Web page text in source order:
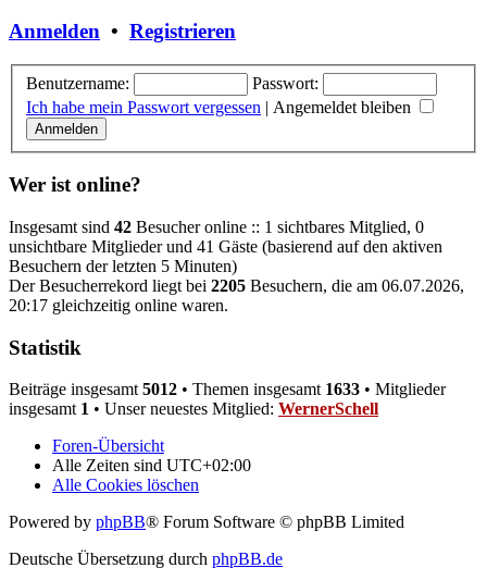
Anmelden • Registrieren
Benutzername:
Passwort:
Ich habe mein Passwort vergessen | Angemeldet bleiben
Wer ist online?
Insgesamt sind 42 Besucher online :: 1 sichtbares Mitglied, 0
unsichtbare Mitglieder und 41 Gäste (basierend auf den aktiven
Besuchern der letzten 5 Minuten)
Der Besucherrekord liegt bei 2205 Besuchern, die am 06.07.2026,
20:17 gleichzeitig online waren.
Statistik
Beiträge insgesamt 5012 • Themen insgesamt 1633 • Mitglieder
insgesamt 1 • Unser neuestes Mitglied: WernerSchell
Foren-Übersicht
Alle Zeiten sind UTC+02:00
Alle Cookies löschen
Powered by phpBB® Forum Software © phpBB Limited
Deutsche Übersetzung durch phpBB.de